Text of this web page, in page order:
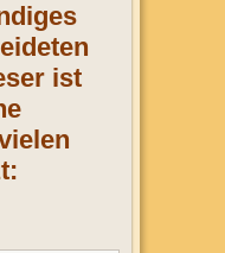
ist